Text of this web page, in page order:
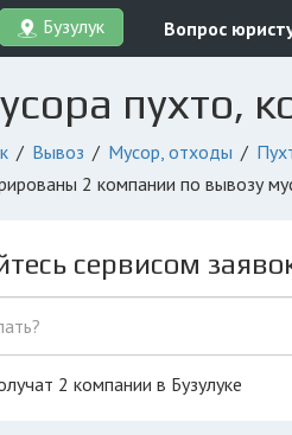
Бузулук Вопрос
пухто,
Вывоз Мусор, отходы
2 компании по вывозу
сервисом
2 компании в Бузулуке